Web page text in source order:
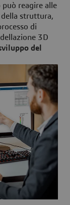
reagire alle
struttura,
di
3D
del